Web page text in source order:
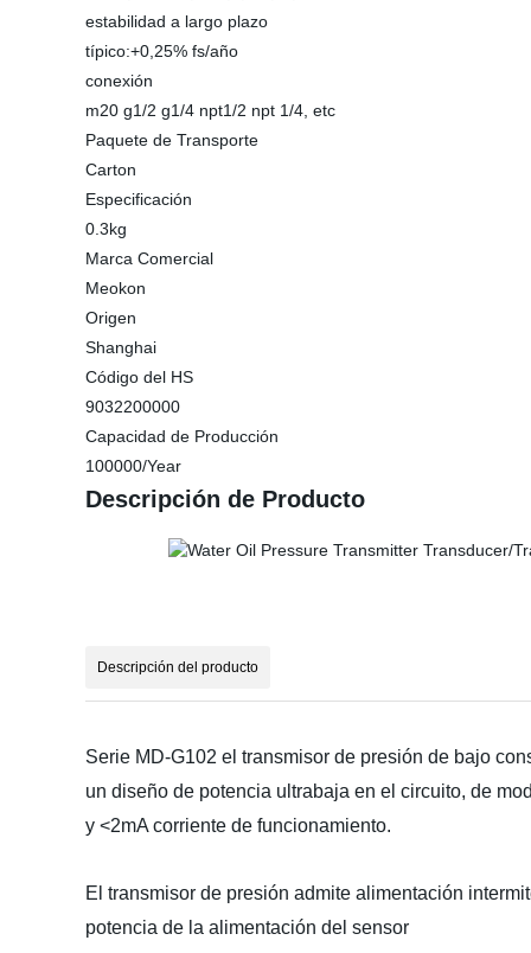
estabilidad a largo plazo
típico:+0,25% fs/año
conexión
m20 g1/2 g1/4 npt1/2 npt 1/4, etc
Paquete de Transporte
Carton
Especificación
0.3kg
Marca Comercial
Meokon
Origen
Shanghai
Código del HS
9032200000
Capacidad de Producción
100000/Year
Descripción de Producto
Descripción del producto
Serie MD-G102 el transmisor de presión de bajo
un diseño de potencia ultrabaja en el circuito, de
y <2mA corriente de funcionamiento.
El transmisor de presión admite alimentación
potencia de la alimentación del sensor